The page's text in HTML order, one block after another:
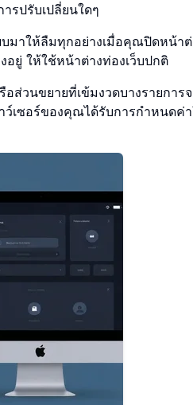
รปรับเปลี่ยนใดๆ
มาให้ลืมทุกอย่างเมื่อคุณปิดหน้าต่
ยู่ ให้ใช้หน้าต่างท่องเว็บปกติ
ส่วนขยายที่เข้มงวดบางรายการ
ว์เซอร์ของคุณได้รับการกำหนดค่